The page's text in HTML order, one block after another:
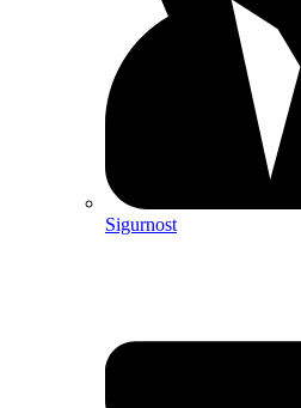
Sigurnost